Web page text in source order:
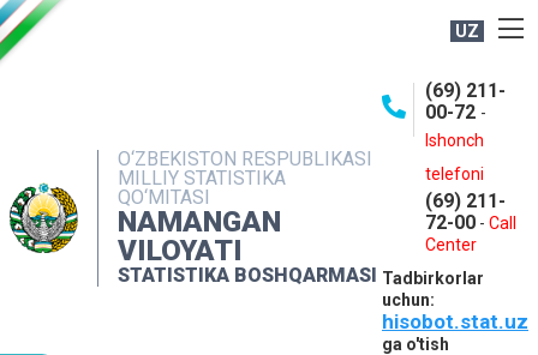
UZ
O‘ZBEKISTON RESPUBLIKASI
MILLIY STATISTIKA
QO‘MITASI
NAMANGAN
VILOYATI
STATISTIKA BOSHQARMASI
(69) 211-
00-72 -
Ishonch
telefoni
(69) 211-
72-00 - Call
Center
Tadbirkorlar
uchun:
hisobot.stat.uz
ga o'tish
NASHRLAR
INTERAKTIV XIZMATLAR
MATBUOT XIZMATI
MUROJAATLAR